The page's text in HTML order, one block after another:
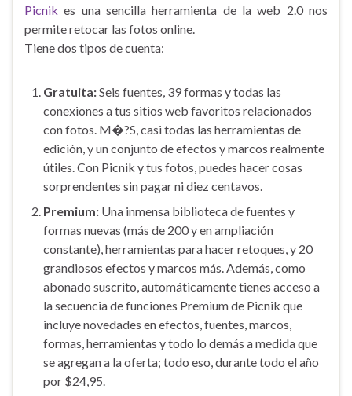
Picnik es una sencilla herramienta de la web 2.0 nos
permite retocar las fotos online.
Tiene dos tipos de cuenta:
Gratuita:Seis fuentes, 39 formas y todas las
conexiones a tus sitios web favoritos relacionados
con fotos. M�?S, casi todas las herramientas de
edición, y un conjunto de efectos y marcos realmente
útiles. Con Picnik y tus fotos, puedes hacer cosas
sorprendentes sin pagar ni diez centavos.
Premium: Una inmensa biblioteca de fuentes y
formas nuevas (más de 200 y en ampliación
constante), herramientas para hacer retoques, y 20
grandiosos efectos y marcos más. Además, como
abonado suscrito, automáticamente tienes acceso a
la secuencia de funciones Premium de Picnik que
incluye novedades en efectos, fuentes, marcos,
formas, herramientas y todo lo demás a medida que
se agregan a la oferta; todo eso, durante todo el año
por $24,95.